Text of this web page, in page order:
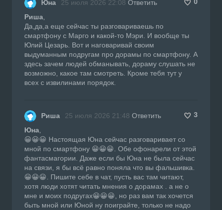
Юна 25 июля 2026 22:08 Ответить
Риша
Да,да,а еще сейчас ты разговариваешь по
смартфону с Марго и какой-то Мэри. И вообще ты
Юлий Цезарь. Вот и наговаривай своим
выдуманным подругам про дорамы по смартфону. А
здесь зачем людей обманывать, дораму слушать не
возможно, какое там смотреть. Кроме тебя тут у
всех с извилинами порядок.
Риша 25 июля 2026 21:48 Ответить
3
Юна
😀😀😀 Настоящая Юна сейчас разговаривает со
мной по смартфону 😀😀😀. Обе офонарели от этой
фантасмагории. Даже если бы Юна не была сейчас
на связи, я бы всё равно поняла что вы фальшивка.
😀😀😀. Пишите себе в чат, пусть вас там читают,
хотя люди хотят читать мнения о дорамах . а не о
мне и моих подругах😀😀😀, но раз вам так хочется
быть мной или Юной ну поиграйте, только не надо